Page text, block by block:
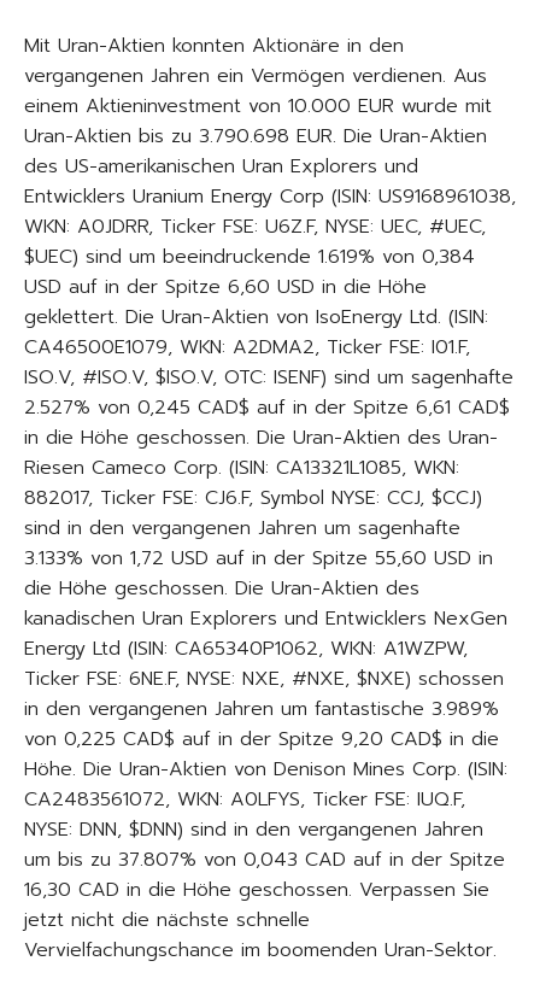
Mit Uran-Aktien konnten Aktionäre in den
vergangenen Jahren ein Vermögen verdienen. Aus
einem Aktieninvestment von 10.000 EUR wurde mit
Uran-Aktien bis zu 3.790.698 EUR. Die Uran-Aktien
des US-amerikanischen Uran Explorers und
Entwicklers Uranium Energy Corp (ISIN: US9168961038,
WKN: A0JDRR, Ticker FSE: U6Z.F, NYSE: UEC, #UEC,
$UEC) sind um beeindruckende 1.619% von 0,384
USD auf in der Spitze 6,60 USD in die Höhe
geklettert. Die Uran-Aktien von IsoEnergy Ltd. (ISIN:
CA46500E1079, WKN: A2DMA2, Ticker FSE: I01.F,
ISO.V, #ISO.V, $ISO.V, OTC: ISENF) sind um sagenhafte
2.527% von 0,245 CAD$ auf in der Spitze 6,61 CAD$
in die Höhe geschossen. Die Uran-Aktien des Uran-
Riesen Cameco Corp. (ISIN: CA13321L1085, WKN:
882017, Ticker FSE: CJ6.F, Symbol NYSE: CCJ, $CCJ)
sind in den vergangenen Jahren um sagenhafte
3.133% von 1,72 USD auf in der Spitze 55,60 USD in
die Höhe geschossen. Die Uran-Aktien des
kanadischen Uran Explorers und Entwicklers NexGen
Energy Ltd (ISIN: CA65340P1062, WKN: A1WZPW,
Ticker FSE: 6NE.F, NYSE: NXE, #NXE, $NXE) schossen
in den vergangenen Jahren um fantastische 3.989%
von 0,225 CAD$ auf in der Spitze 9,20 CAD$ in die
Höhe. Die Uran-Aktien von Denison Mines Corp. (ISIN:
CA2483561072, WKN: A0LFYS, Ticker FSE: IUQ.F,
NYSE: DNN, $DNN) sind in den vergangenen Jahren
um bis zu 37.807% von 0,043 CAD auf in der Spitze
16,30 CAD in die Höhe geschossen. Verpassen Sie
jetzt nicht die nächste schnelle
Vervielfachungschance im boomenden Uran-Sektor.